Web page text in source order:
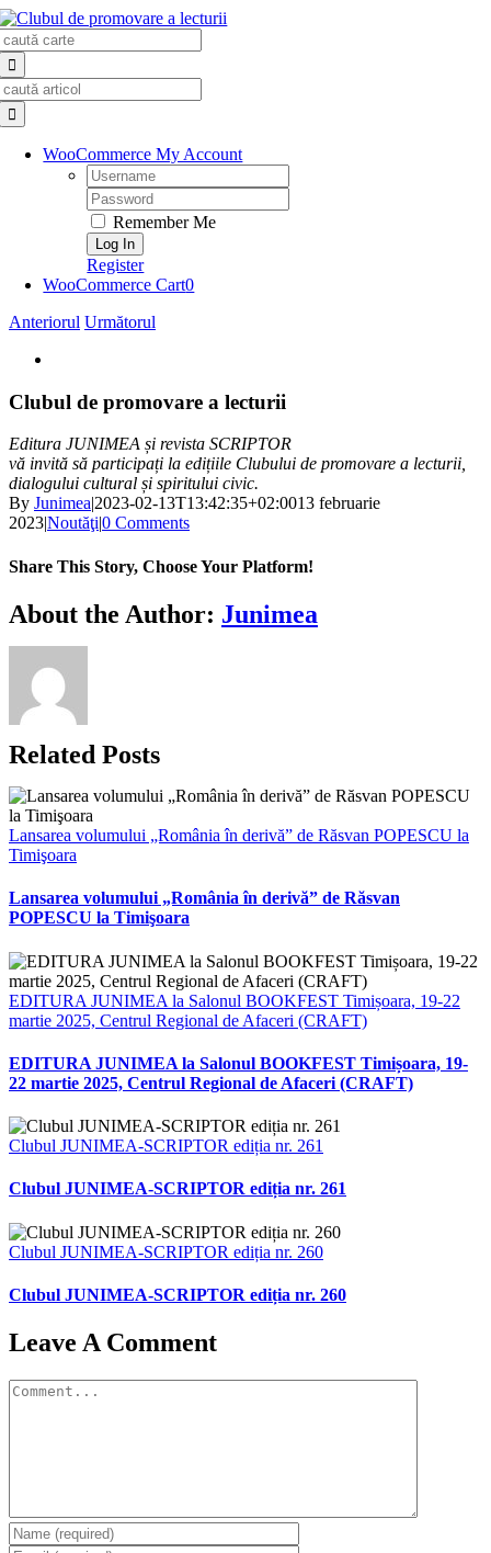
Skip
to
content
WooCommerce My Account
Username:
Password:
Remember Me
Register
WooCommerce Cart0
Anteriorul Următorul
Image
Clubul de promovare a lecturii
Editura JUNIMEA și revista SCRIPTOR
vă invită să participați la edițiile Clubului de promovare a lecturii,
dialogului cultural și spiritului civic.
By Junimea|2023-02-13T13:42:35+02:0013 februarie
2023|Noutăţi|0 Comments
Share This Story, Choose Your Platform!
Facebook
X
Bluesky
Reddit
LinkedIn
WhatsApp
Telegram
Tumblr
Xing
Email
Copy
Link
About the Author: Junimea
Related Posts
Lansarea volumului „România în derivă” de Răsvan POPESCU la
Timişoara
Lansarea volumului „România în derivă” de Răsvan
POPESCU la Timişoara
EDITURA JUNIMEA la Salonul BOOKFEST Timișoara, 19-22
martie 2025, Centrul Regional de Afaceri (CRAFT)
EDITURA JUNIMEA la Salonul BOOKFEST Timișoara, 19-
22 martie 2025, Centrul Regional de Afaceri (CRAFT)
Clubul JUNIMEA-SCRIPTOR ediția nr. 261
Clubul JUNIMEA-SCRIPTOR ediția nr. 261
Clubul JUNIMEA-SCRIPTOR ediția nr. 260
Clubul JUNIMEA-SCRIPTOR ediția nr. 260
Leave A Comment
Comment